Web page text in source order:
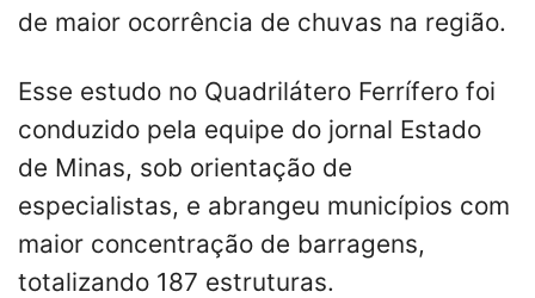
de maior ocorrência de chuvas na região.
Esse estudo no Quadrilátero Ferrífero foi
conduzido pela equipe do jornal Estado
de Minas, sob orientação de
especialistas, e abrangeu municípios com
maior concentração de barragens,
totalizando 187 estruturas.